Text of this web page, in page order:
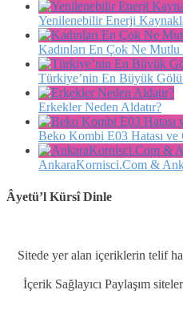
Yenilenebilir Enerji
Kadınları En Çok Ne Mutlu
Türkiye’nin En Büyük
Erkekler Neden Aldatır?
Beko Kombi E03 Hatası ve
AnkaraKornisci.Com &
Âyetü’l Kürsî Dinle
Sitede yer alan içeriklerin telif
İçerik Sağlayıcı Paylaşım